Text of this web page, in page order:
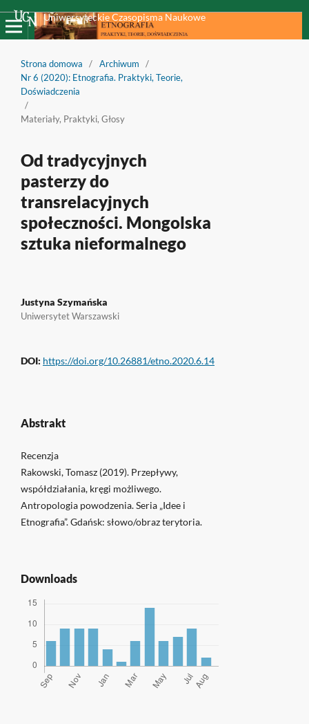
Uniwersyteckie Czasopisma Naukowe
Strona domowa / Archiwum
/
Nr 6 (2020): Etnografia. Praktyki, Teorie,
Doświadczenia
/
Materiały, Praktyki, Głosy
Od tradycyjnych
pasterzy do
transrelacyjnych
społeczności. Mongolska
sztuka nieformalnego
Justyna Szymańska
Uniwersytet Warszawski
DOI: https://doi.org/10.26881/etno.2020.6.14
Abstrakt
Recenzja
Rakowski, Tomasz (2019). Przepływy,
współdziałania, kręgi możliwego.
Antropologia powodzenia. Seria „Idee i
Etnografia”. Gdańsk: słowo/obraz terytoria.
Downloads